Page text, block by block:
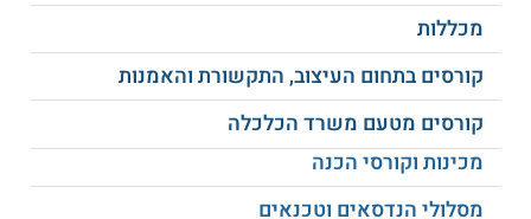
מהם תנאי הקבלה?
תנאי הקבלה הינם:
מתחת לגיל שלושים:תעודת בגרות מלאה, או
- תעודת בגרות חלקית ובה ציון חיובי
יחידות), ועברית (2 יחידות).
מכללות
קורסים בתחום העיצוב, התקשורת והאמנות
קורסים מטעם משרד הכלכלה
מכינות וקורסי הכנה
מסלולי הנדסאים וטכנאים